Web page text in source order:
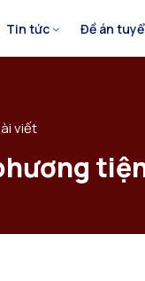
Tin tức Đề án
viết